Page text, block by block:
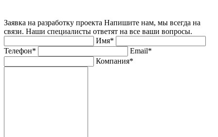
Заявка на разработку проекта Напишите нам, мы всегда на
связи. Наши специалисты ответят на все ваши вопросы.
Имя*
Телефон*
Email*
Компания*